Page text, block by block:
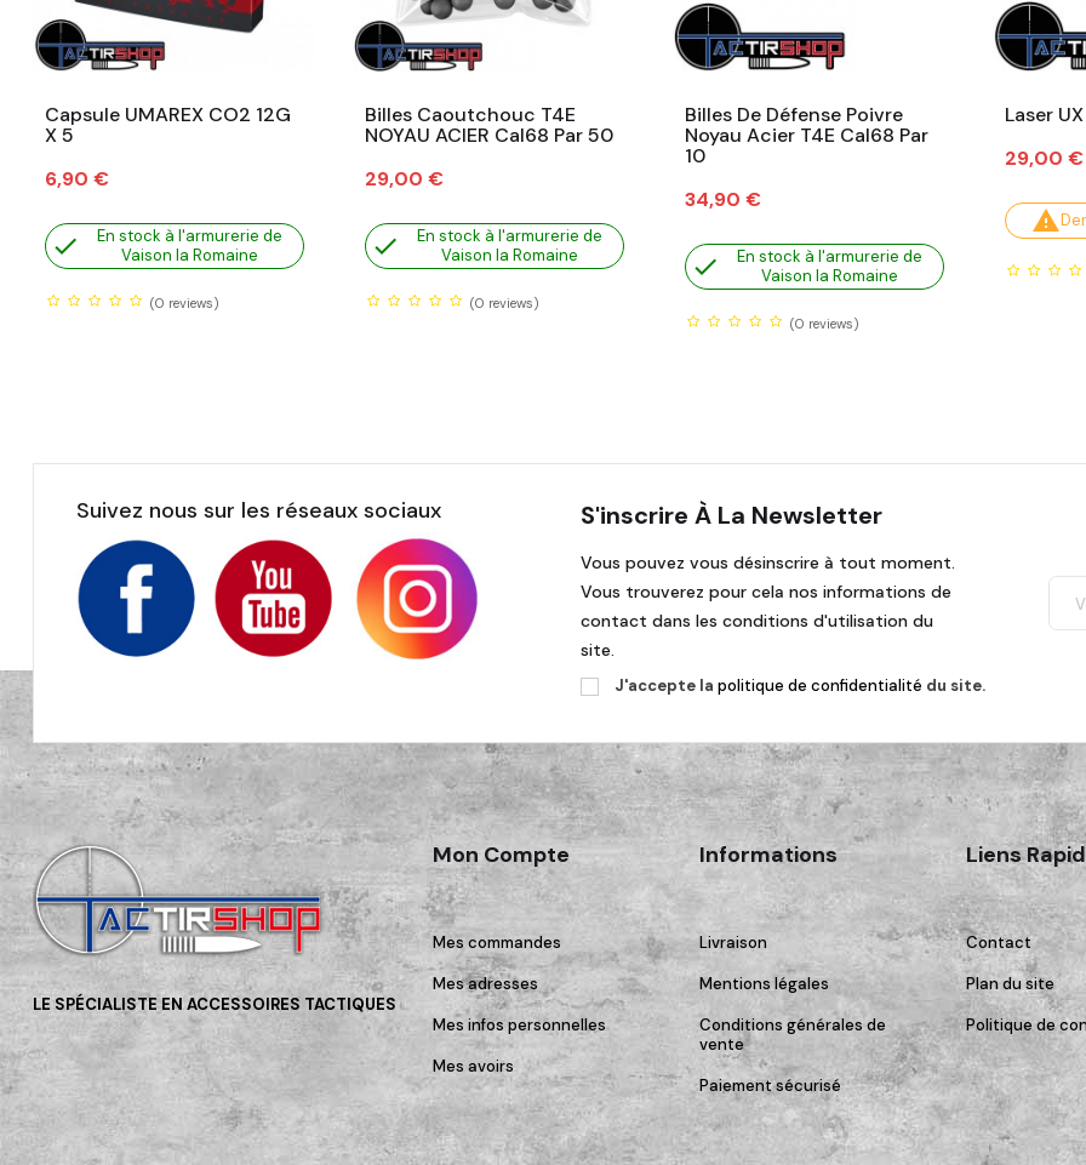
Capsule UMAREX CO2 12G
X 5
Prix
6,90 €

En stock à l'armurerie de
Vaison la Romaine
(0 reviews)
Billes Caoutchouc T4E
NOYAU ACIER Cal68 Par 50
Prix
29,00 €

En stock à l'armurerie de
Vaison la Romaine
(0 reviews)
Billes De Défense Poivre
Noyau Acier T4E Cal68 Par
10
Prix
34,90 €

En stock à l'armurerie de
Vaison la Romaine
(0 reviews)
Laser
Prix
29,00 €

Suivez nous sur les réseaux sociaux S'inscrire À La Newsletter
Vous pouvez vous désinscrire à tout moment.
Vous trouverez pour cela nos informations de
contact dans les conditions d'utilisation du
site.
J'accepte la politique de confidentialité du site.
LE SPÉCIALISTE EN ACCESSOIRES TACTIQUES
Mon Compte
Mes commandes
Mes adresses
Mes infos personnelles
Mes avoirs
Informations
Livraison
Mentions légales
Conditions générales de
vente
Paiement sécurisé
Liens
Contact
Plan du site
Politique de